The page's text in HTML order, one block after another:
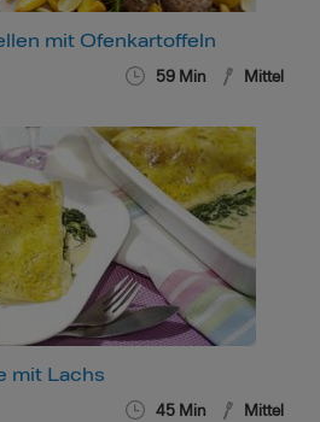
mit Ofenkartoffeln
59 Min Mittel
mit Lachs
45 Min Mittel